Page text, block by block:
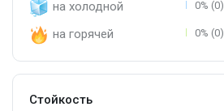
на холодной 0% (0)
на горячей 0% (0)
Стойкость